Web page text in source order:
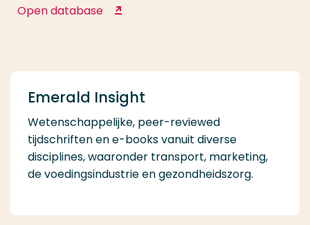
Open database Education Source
Emerald Insight
Wetenschappelijke, peer-reviewed
tijdschriften en e-books vanuit diverse
disciplines, waaronder transport, marketing,
de voedingsindustrie en gezondheidszorg.